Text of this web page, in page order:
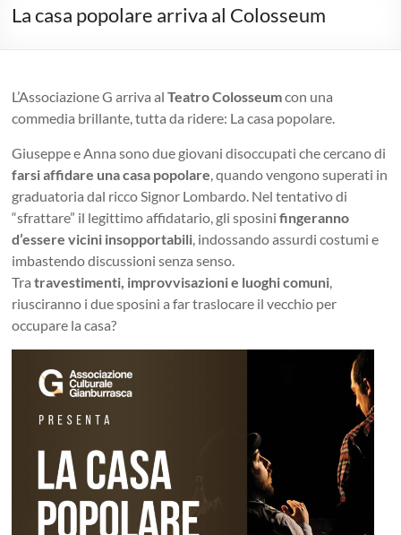
La casa popolare arriva al Colosseum
L’Associazione G arriva alTeatro Colosseumcon una
commedia brillante, tutta da ridere: La casa popolare.
Giuseppe e Anna sono due giovani disoccupati che cercano di
farsi affidare una casa popolare, quando vengono superati in
graduatoria dal ricco Signor Lombardo. Nel tentativo di
“sfrattare” il legittimo affidatario, gli sposinifingeranno
d’essere vicini insopportabili, indossando assurdi costumi e
imbastendo discussioni senza senso.
Tratravestimenti, improvvisazioni e luoghi comuni,
riusciranno i due sposini a far traslocare il vecchio per
occupare la casa?